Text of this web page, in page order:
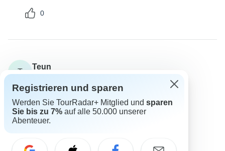
0
T
Teun
Gibt es einen Führer für die Flughafentransfers?
Flüge / Transfers
Destination Services Thailand
Der Transfer ist unbegleitet, d.h. es gibt keinen
Registrieren und sparen
Werden Sie TourRadar+ Mitglied und sparen
Sie bis zu 7% auf alle 50.000 unserer
Abenteuer.